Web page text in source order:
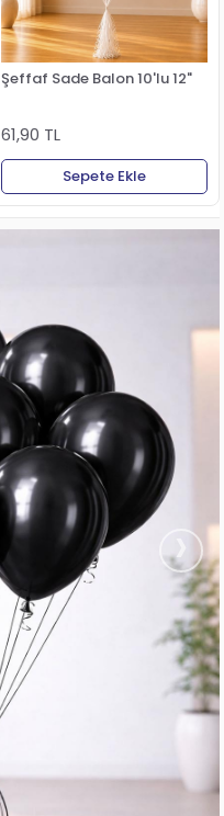
Şeffaf Sade Balon 10'lu 12"
61,90 TL
Sepete Ekle
›